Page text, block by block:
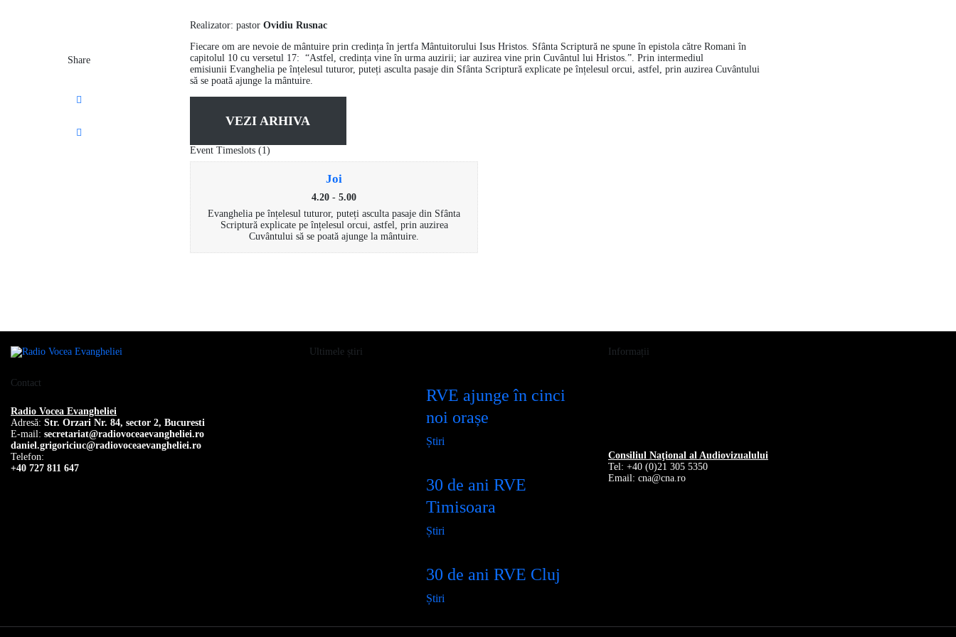
Share
Realizator: pastor Ovidiu Rusnac
Fiecare om are nevoie de mântuire prin credința în jertfa Mântuitorului Isus Hristos. Sfânta Scriptură ne spune în epistola către Romani în
capitolul 10 cu versetul 17: “Astfel, credința vine în urma auzirii; iar auzirea vine prin Cuvântul lui Hristos.”. Prin intermediul
emisiunii Evanghelia pe înțelesul tuturor, puteți asculta pasaje din Sfânta Scriptură explicate pe înțelesul orcui, astfel, prin auzirea Cuvântului
să se poată ajunge la mântuire.
VEZI ARHIVA
Event Timeslots (1)
Joi
4.20 - 5.00
Evanghelia pe înțelesul tuturor, puteți asculta pasaje din Sfânta
Scriptură explicate pe înțelesul orcui, astfel, prin auzirea
Cuvântului să se poată ajunge la mântuire.
Contact
Radio Vocea Evangheliei
Adresă: Str. Orzari Nr. 84, sector 2, Bucuresti
E-mail: secretariat@radiovoceaevangheliei.ro
daniel.grigoriciuc@radiovoceaevangheliei.ro
Telefon:
+40 727 811 647
Ultimele știri
RVE ajunge în cinci
noi orașe
Știri
30 de ani RVE
Timisoara
Știri
30 de ani RVE Cluj
Știri
Informații
Consiliul Naţional al Audiovizualului
Tel: +40 (0)21 305 5350
Email: cna@cna.ro